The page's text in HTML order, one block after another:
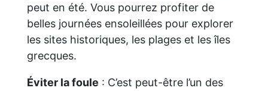
peut en été. Vous pourrez profiter de
belles journées ensoleillées pour explorer
les sites historiques, les plages et les îles
grecques.
Éviter la foule : C’est peut-être l’un des